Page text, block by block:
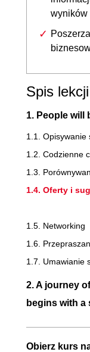
wyników
Spis lekcji
1. People will
1.1. Opisywanie
1.2. Codzienne
1.3.
1.4. Oferty i
1.5. Networking
1.6.
1.7. Umawianie
2. A journey
begins with a
2.2. Podróż
Obierz kurs